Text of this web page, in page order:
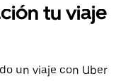
tu viaje
un viaje con Uber